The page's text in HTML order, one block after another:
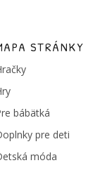
STRÁNKY
bábätká
pre deti
móda